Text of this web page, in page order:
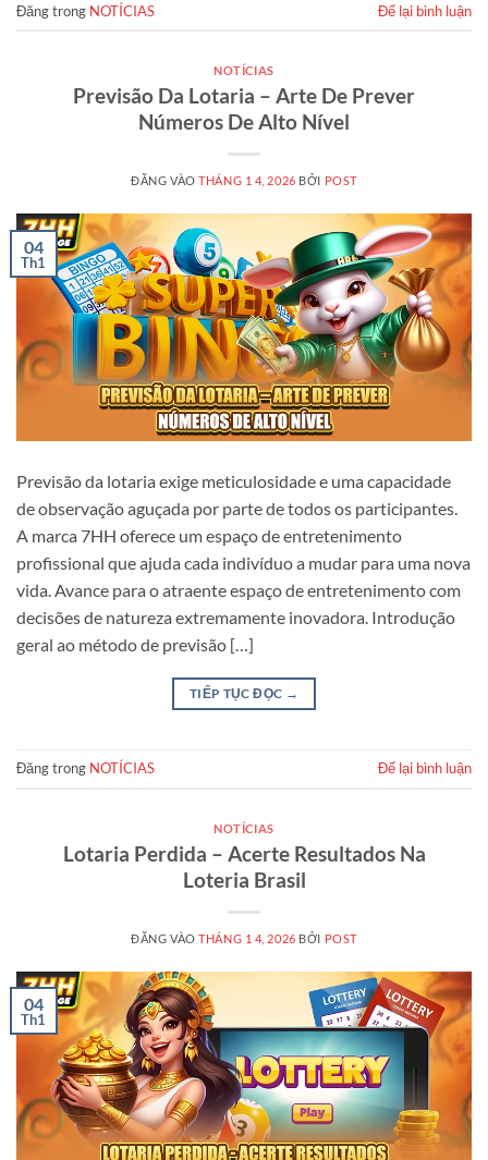
Đăng trong NOTÍCIAS Để lại bình luận
NOTÍCIAS
Previsão Da Lotaria – Arte De Prever
Números De Alto Nível
ĐĂNG VÀOTHÁNG 1 4, 2026 BỞI POST
04
Th1
Previsão da lotaria exige meticulosidade e uma capacidade
de observação aguçada por parte de todos os participantes.
A marca 7HH oferece um espaço de entretenimento
profissional que ajuda cada indivíduo a mudar para uma nova
vida. Avance para o atraente espaço de entretenimento com
decisões de natureza extremamente inovadora. Introdução
geral ao método de previsão […]
TIẾP TỤC ĐỌC →
Đăng trong NOTÍCIAS Để lại bình luận
NOTÍCIAS
Lotaria Perdida – Acerte Resultados Na
Loteria Brasil
ĐĂNG VÀOTHÁNG 1 4, 2026 BỞI POST
04
Th1